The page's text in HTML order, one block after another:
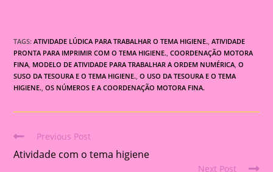
TAGS:ATIVIDADE LÚDICA PARA TRABALHAR O TEMA HIGIENE. ATIVIDADE
PRONTA PARA IMPRIMIR COM O TEMA HIGIENE. COORDENAÇÃO MOTORA
FINA MODELO DE ATIVIDADE PARA TRABALHAR A ORDEM NUMÉRICA O
SUSO DA TESOURA E O TEMA HIGIENE. O USO DA TESOURA E O TEMA
HIGIENE. OS NÚMEROS E A COORDENAÇÃO MOTORA FINA.
Read
more
Previous Post
Atividade com o tema higiene
Next Post